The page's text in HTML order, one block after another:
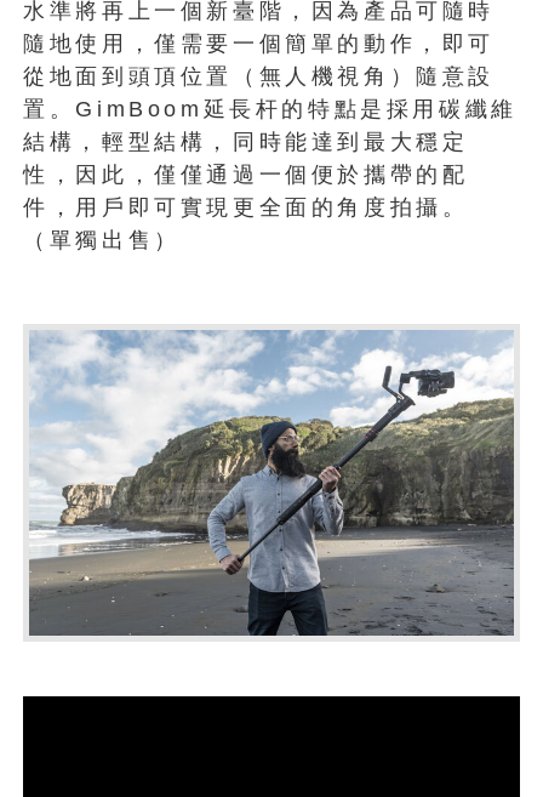
水準將再上一個新臺階，因為產品可隨時
隨地使用，僅需要一個簡單的動作，即可
從地面到頭頂位置（無人機視角）隨意設
置。GimBoom延長杆的特點是採用碳纖維
結構，輕型結構，同時能達到最大穩定
性，因此，僅僅通過一個便於攜帶的配
件，用戶即可實現更全面的角度拍攝。
（單獨出售）